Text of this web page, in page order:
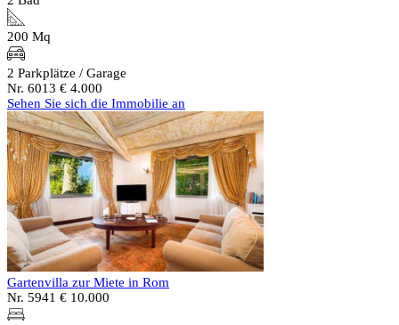
200 Mq
2 Parkplätze / Garage
Nr. 6013 € 4.000
Sehen Sie sich die Immobilie an
Gartenvilla zur Miete in Rom
Nr. 5941 € 10.000